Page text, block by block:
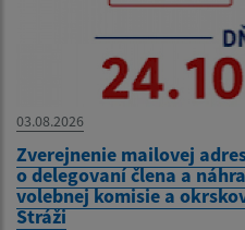
03.08.2026
Zverejnenie mailovej
o delegovaní člena a
volebnej komisie a
Stráži